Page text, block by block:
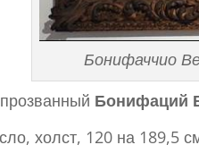
Бонифаччио
прозванный Бонифаций
холст, 120 на 189,5